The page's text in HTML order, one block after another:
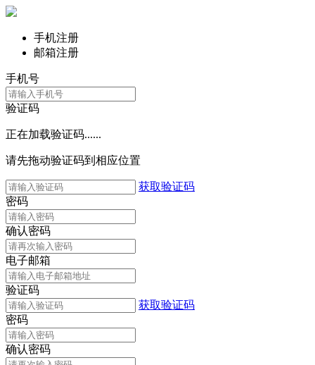
手机注册
邮箱注册
手机号
验证码
正在加载验证码......
请先拖动验证码到相应位置
获取验证码
密码
确认密码
电子邮箱
验证码
获取验证码
密码
确认密码